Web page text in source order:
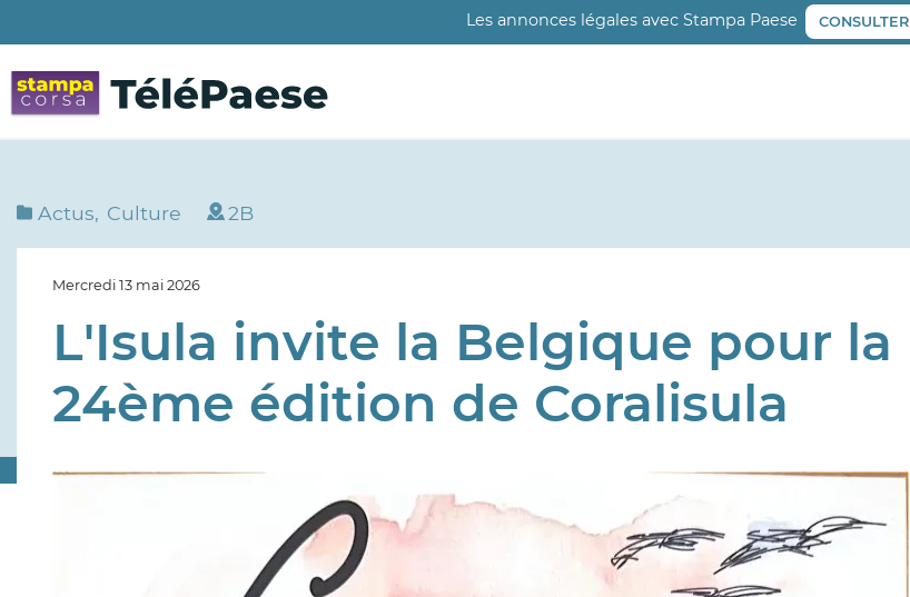
au
contenu
principal
Les annonces légales avec Stampa Paese CONSULTER
Actus Culture 2B
Mercredi 13 mai 2026
L'Isula invite la Belgique pour la
24ème édition de Coralisula